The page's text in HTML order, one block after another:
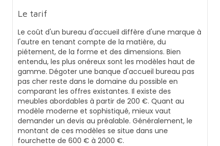
Le tarif
Le coût d'un bureau d'accueil diffère d'une marque à
l'autre en tenant compte de la matière, du
piétement, de la forme et des dimensions. Bien
entendu, les plus onéreux sont les modèles haut de
gamme. Dégoter une banque d'accueil bureau pas
pas cher reste dans le domaine du possible en
comparant les offres existantes. Il existe des
meubles abordables à partir de 200 €. Quant au
modèle moderne et sophistiqué, mieux vaut
demander un devis au préalable. Généralement, le
montant de ces modèles se situe dans une
fourchette de 600 € à 2000 €.